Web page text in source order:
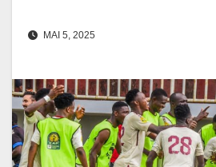
MAI 5, 2025